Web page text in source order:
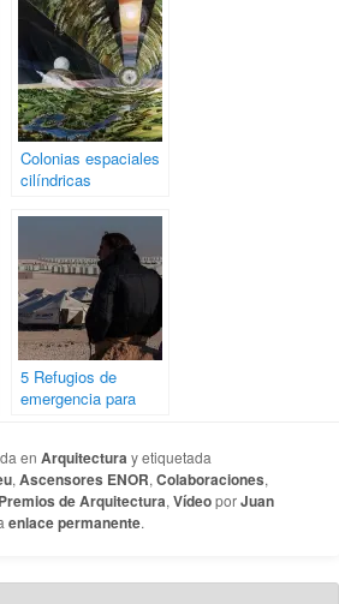
Colonias espaciales
cilíndricas
5 Refugios de
emergencia para
enArquitecturay etiquetada
,Ascensores ENOR,Colaboraciones,
Premios de Arquitectura,VídeoporJuan
enlace permanente.